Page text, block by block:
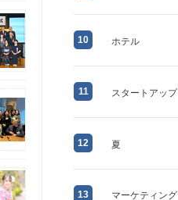
10 ホテル
11 スタートアップ
12 夏
13 マーケティング